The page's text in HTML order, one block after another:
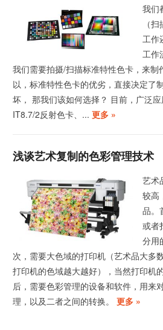
我们
（
工作
工作
我们需要拍摄/扫描标准特性色卡，来制
以，标准特性色卡的优劣，直接决定了
坏， 那我们该如何选择？ 目前，广泛应
IT8.7/2反射色卡、...更多 »
浅谈艺术复制的色彩管理技术
艺术
较高
品。
或者
分用
次，需要大色域的打印机（艺术品大多
打印机的色域越大越好），当然打印机
后，需要色彩管理的设备和软件，用来
理，以及二者之间的转换。
更多 »